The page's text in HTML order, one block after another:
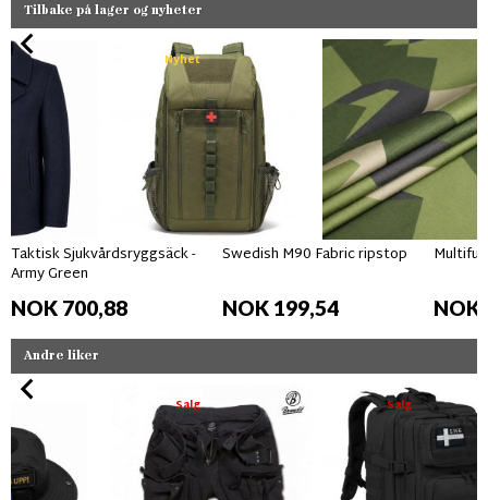
Tilbake på lager og nyheter
Nyhet
Taktisk Sjukvårdsryggsäck -
Army Green
NOK 700,88
Swedish M90 Fabric ripstop
NOK 199,54 NOK
Andre liker
Salg Salg